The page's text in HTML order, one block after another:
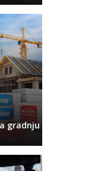
gradnju